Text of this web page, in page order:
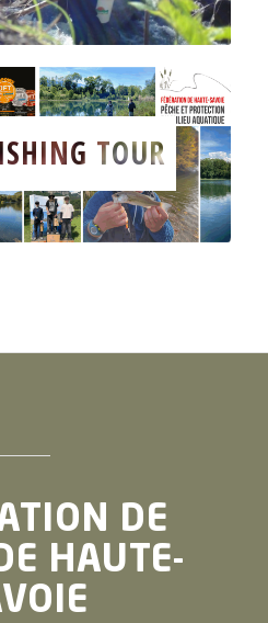
TOUR
DE
HAUTE-